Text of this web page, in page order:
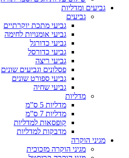
גביעים ומדליות
גביעים
גביעי מתכת יוקרתיים
גביעי אומנויות לחימה
גביעי כדורגל
גביעי כדורסל
גביעי ריצה
פסלונים וגביעים שונים
גביעי ספורט שונים
גביעי שחיה
מדליות
מדליות 5 ס”מ
מדליות 7 ס”מ
קופסאות למדליות
מדבקות למדליות
מגיני הוקרה
מגיני הוקרה מזכוכית